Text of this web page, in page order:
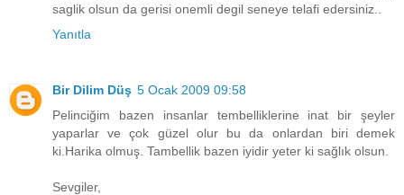
saglik olsun da gerisi onemli degil seneye telafi edersiniz..
Yanıtla
Bir Dilim Düş 5 Ocak 2009 09:58
Pelinciğim bazen insanlar tembelliklerine inat bir şeyler
yaparlar ve çok güzel olur bu da onlardan biri demek
ki.Harika olmuş. Tambellik bazen iyidir yeter ki sağlık olsun.
Sevgiler,